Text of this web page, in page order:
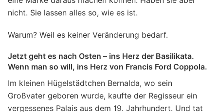
nicht. Sie lassen alles so, wie es ist.
Warum? Weil es keiner Veränderung bedarf.
Jetzt geht es nach Osten – ins Herz der Basilikata.
Wenn man so will, ins Herz von Francis Ford Coppola.
Im kleinen Hügelstädtchen Bernalda, wo sein
Großvater geboren wurde, kaufte der Regisseur ein
vergessenes Palais aus dem 19. Jahrhundert. Und tat